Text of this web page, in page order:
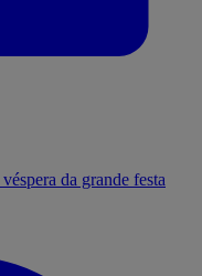
da grande festa